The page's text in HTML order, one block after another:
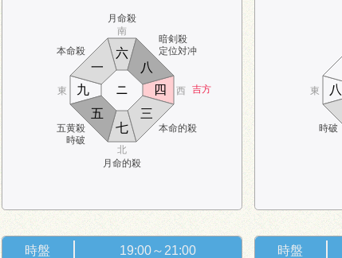
本命殺
月命殺
暗剣殺
定位対冲
吉方
五黄殺
時破
月命的殺
本命的殺
南
北
東 西
七
八
九
一
ニ
三
四
五
六
時破
東
八
時盤 19:00～21:00 時盤